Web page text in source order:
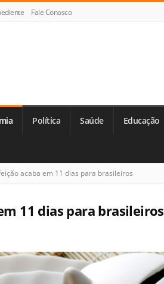
Fale Conosco
Política Saúde Educação
acaba em 11 dias para brasileiros
11 dias para brasileiros